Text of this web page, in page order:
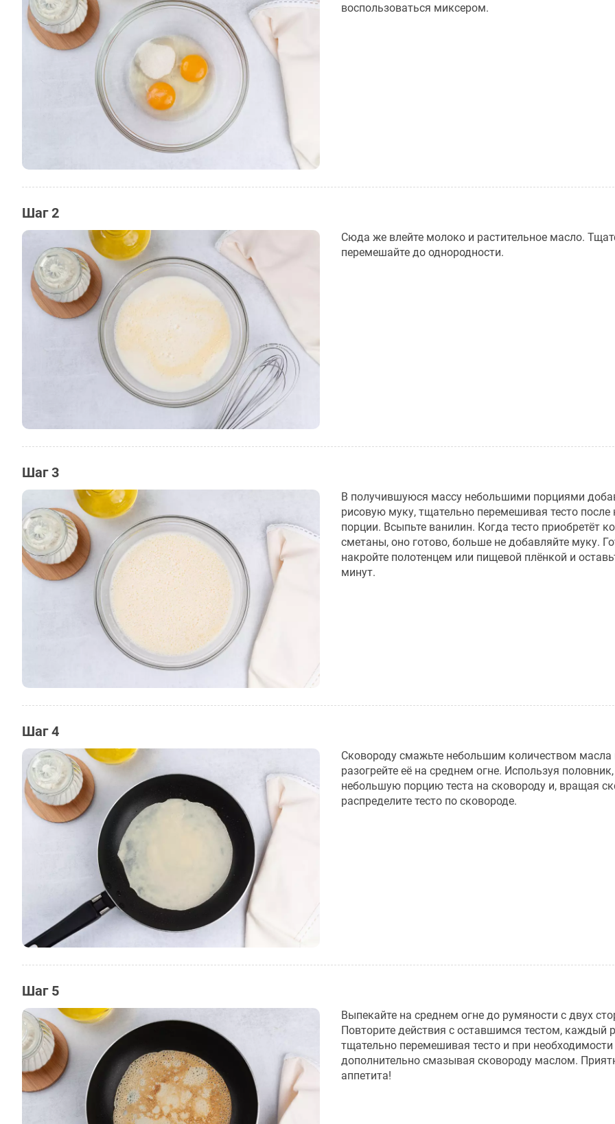
воспользоваться миксером.
Шаг 2
Сюда же влейте молоко и растительное масло.
перемешайте до однородности.
Шаг 3
В получившуюся массу небольшими порциями
рисовую муку, тщательно перемешивая тесто
порции. Всыпьте ванилин. Когда тесто приобретёт
сметаны, оно готово, больше не добавляйте муку.
накройте полотенцем или пищевой плёнкой и
минут.
Шаг 4
Сковороду смажьте небольшим количеством масла
разогрейте её на среднем огне. Используя
небольшую порцию теста на сковороду и, вращая
распределите тесто по сковороде.
Шаг 5
Выпекайте на среднем огне до румяности с двух
Повторите действия с оставшимся тестом, каждый
тщательно перемешивая тесто и при необходимости
дополнительно смазывая сковороду маслом.
аппетита!